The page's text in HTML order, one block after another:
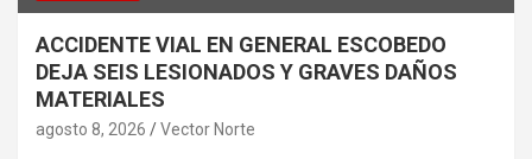
ACCIDENTE VIAL EN GENERAL ESCOBEDO
DEJA SEIS LESIONADOS Y GRAVES DAÑOS
MATERIALES
agosto 8, 2026 Vector Norte